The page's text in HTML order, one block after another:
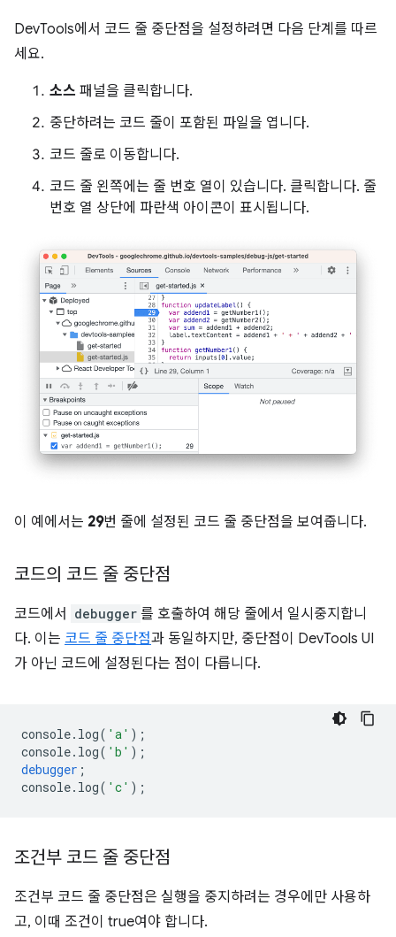
DevTools에서 코드 줄 중단점을 설정하려면 다음 단계를 따르
세요.
소스 패널을 클릭합니다.
중단하려는 코드 줄이 포함된 파일을 엽니다.
코드 줄로 이동합니다.
코드 줄 왼쪽에는 줄 번호 열이 있습니다. 클릭합니다. 줄
번호 열 상단에 파란색 아이콘이 표시됩니다.
이 예에서는 29번 줄에 설정된 코드 줄 중단점을 보여줍니다.
코드의 코드 줄 중단점
코드에서 debugger 를 호출하여 해당 줄에서 일시중지합니
다. 이는 코드 줄 중단점과 동일하지만, 중단점이 DevTools UI
가 아닌 코드에 설정된다는 점이 다릅니다.
console. log( 'a' );
console. log( 'b' );
debugger ;
console. log( 'c' );
조건부 코드 줄 중단점
조건부 코드 줄 중단점은 실행을 중지하려는 경우에만 사용하
고, 이때 조건이 true여야 합니다.